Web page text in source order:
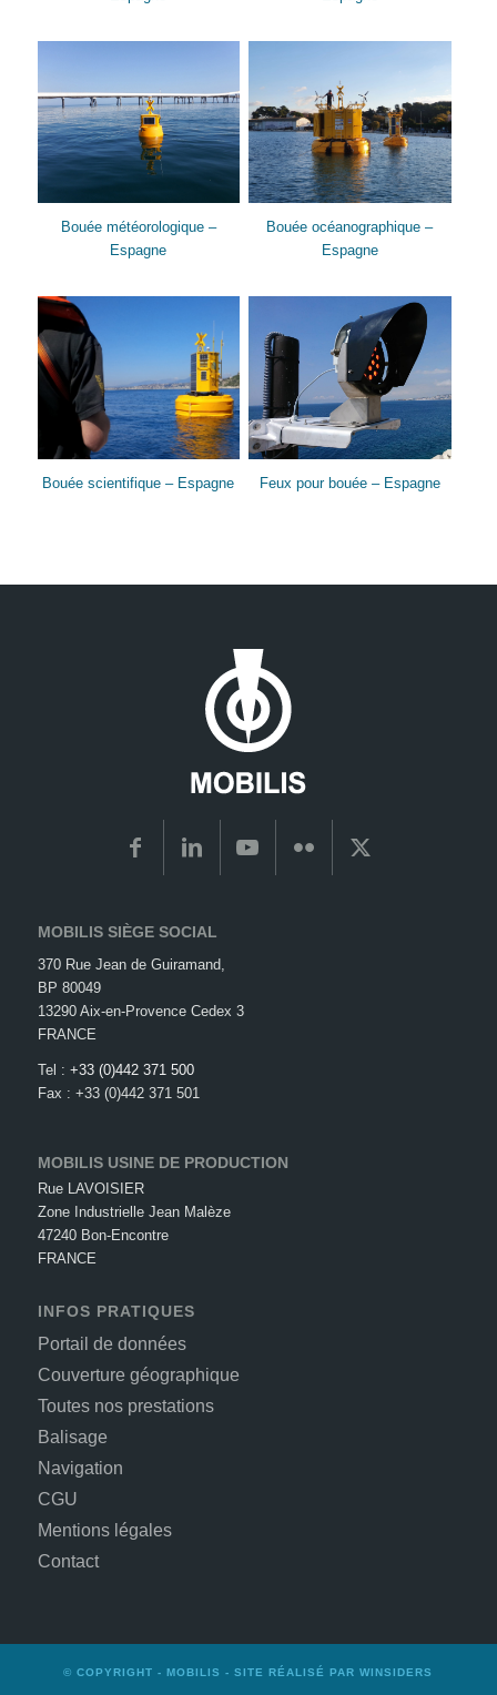
Bouée météorologique –
Espagne
Bouée océanographique –
Espagne
Bouée scientifique – Espagne Feux pour bouée – Espagne
MOBILIS SIÈGE SOCIAL
370 Rue Jean de Guiramand,
BP 80049
13290 Aix-en-Provence Cedex 3
FRANCE
Tel : +33 (0)442 371 500
Fax : +33 (0)442 371 501
MOBILIS USINE DE PRODUCTION
Rue LAVOISIER
Zone Industrielle Jean Malèze
47240 Bon-Encontre
FRANCE
INFOS PRATIQUES
Portail de données
Couverture géographique
Toutes nos prestations
Balisage
Navigation
CGU
Mentions légales
Contact
© COPYRIGHT - MOBILIS - SITE RÉALISÉ PARWINSIDERS